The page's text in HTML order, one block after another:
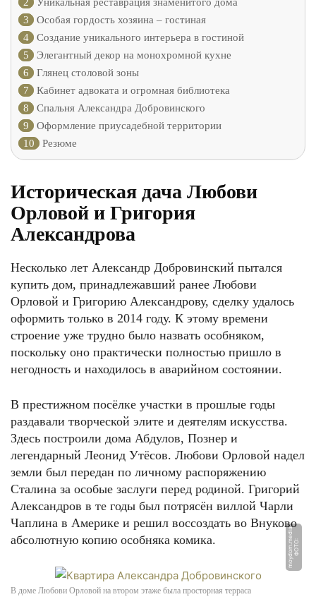
2
Уникальная реставрация знаменитого дома
3
Особая гордость хозяина – гостиная
4
Создание уникального интерьера в гостиной
5
Элегантный декор на монохромной кухне
6
Глянец столовой зоны
7
Кабинет адвоката и огромная библиотека
8
Спальня Александра Добровинского
9
Оформление приусадебной территории
10
Резюме
Историческая дача Любови
Орловой и Григория
Александрова
Несколько лет Александр Добровинский пытался
купить дом, принадлежавший ранее Любови
Орловой и Григорию Александрову, сделку удалось
оформить только в 2014 году. К этому времени
строение уже трудно было назвать особняком,
поскольку оно практически полностью пришло в
негодность и находилось в аварийном состоянии.
В престижном посёлке участки в прошлые годы
раздавали творческой элите и деятелям искусства.
Здесь построили дома Абдулов, Познер и
легендарный Леонид Утёсов. Любови Орловой надел
земли был передан по личному распоряжению
Сталина за особые заслуги перед родиной. Григорий
Александров в те годы был потрясён виллой Чарли
Чаплина в Америке и решил воссоздать во Внуково
абсолютную копию особняка комика.
Ф
О
Т
О:
m
o
y
d
o
m.
m
e
di
a
В доме Любови Орловой на втором этаже была просторная терраса